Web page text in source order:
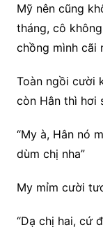
Mỹ nên cũng
tháng, cô
chồng mình cãi
Toàn ngồi cười
còn Hân thì hơi
“My à, Hân nó
dùm chị nha”
My mỉm cười
“Dạ chị hai, cứ